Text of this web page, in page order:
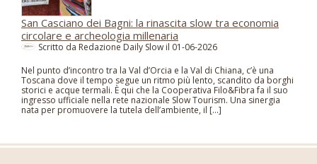
San Casciano dei Bagni: la rinascita slow tra economia
circolare e archeologia millenaria
Scritto da Redazione Daily Slow il 01-06-2026
Nel punto d’incontro tra la Val d’Orcia e la Val di Chiana, c’è una
Toscana dove il tempo segue un ritmo più lento, scandito da borghi
storici e acque termali. È qui che la Cooperativa Filo&Fibra fa il suo
ingresso ufficiale nella rete nazionale Slow Tourism. Una sinergia
nata per promuovere la tutela dell’ambiente, il […]